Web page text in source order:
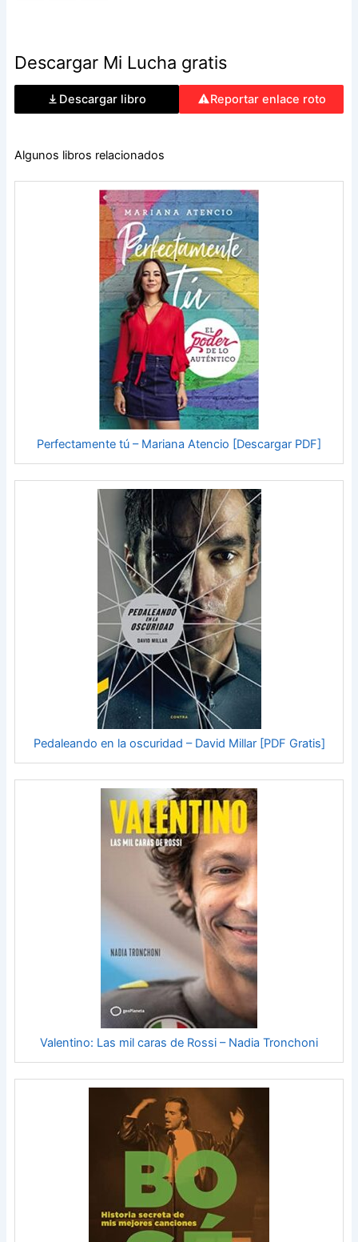
Descargar Mi Lucha gratis
Descargar libro Reportar enlace roto
Algunos libros relacionados
Perfectamente tú – Mariana Atencio [Descargar PDF]
Pedaleando en la oscuridad – David Millar [PDF Gratis]
Valentino: Las mil caras de Rossi – Nadia Tronchoni